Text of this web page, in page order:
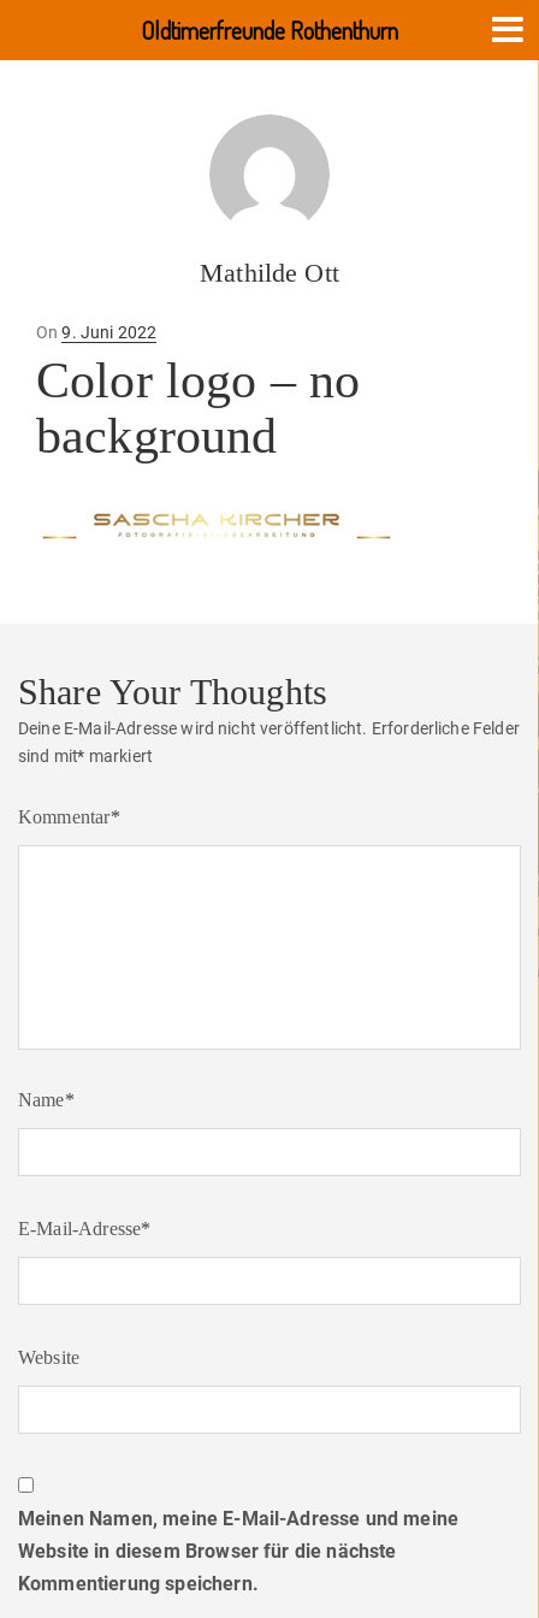
Mathilde Ott
OnPosted
9. Juni 2022
Color logo – no
background
Share Your Thoughts
Deine E-Mail-Adresse wird nicht veröffentlicht. Erforderliche Felder
sind mit* markiert
Kommentar*
Name*
E-Mail-Adresse*
Website
Meinen Namen, meine E-Mail-Adresse und meine
Website in diesem Browser für die nächste
Kommentierung speichern.
Oldtimerfreunde Rothenthurn